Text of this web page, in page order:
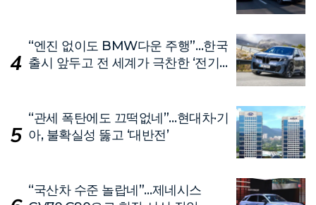
“엔진 없이도 BMW다운 주행”…한국
출시 앞두고 전 세계가 극찬한 ‘전기
“관세 폭탄에도 끄떡없네”…현대차·기
아, 불확실성 뚫고 ‘대반전’
“국산차 수준 놀랍네”…제네시스